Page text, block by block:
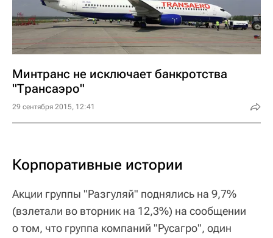
Минтранс не исключает банкротства
"Трансаэро"
29 сентября 2015, 12:41
Корпоративные истории
Акции группы "Разгуляй" поднялись на 9,7%
(взлетали во вторник на 12,3%) на сообщении
о том, что группа компаний "Русагро", один